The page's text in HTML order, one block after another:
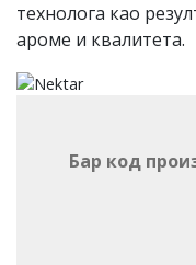
технолога као
ароме и квалитета.
Бар код